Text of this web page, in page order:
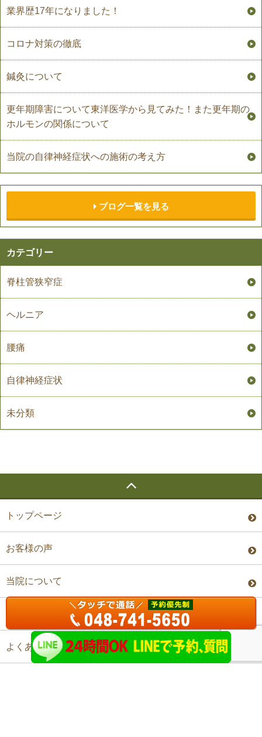
業界歴17年になりました！
コロナ対策の徹底
鍼灸について
更年期障害について東洋医学から見てみた！また更年期の
ホルモンの関係について
当院の自律神経症状への施術の考え方
ブログ一覧を見る
カテゴリー
脊柱管狭窄症
ヘルニア
腰痛
自律神経症状
未分類
トップページ
お客様の声
当院について
よくあるご質問